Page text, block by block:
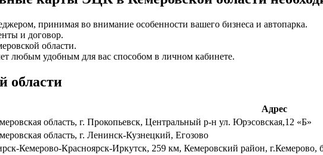
принимая во внимание особенности вашего бизнеса и автопарка.
и договор.
области.
любым удобным для вас способом в личном кабинете.
области
Адрес
область, г. Прокопьевск, Центральный р-н ул. Юрэсовская,12 «Б»
область, г. Ленинск-Кузнецкий, Егозово
Кемерово-Красноярск-Иркутск, 259 км, Кемеровский район, г.Кемерово,